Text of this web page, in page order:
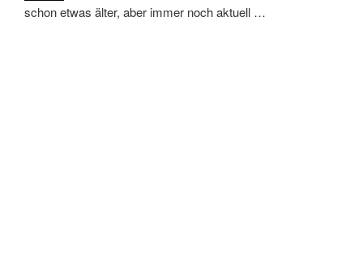
schon etwas älter, aber immer noch aktuell …